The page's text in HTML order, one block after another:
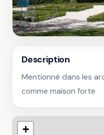
Description
Mentionné dans les
comme maison forte
+